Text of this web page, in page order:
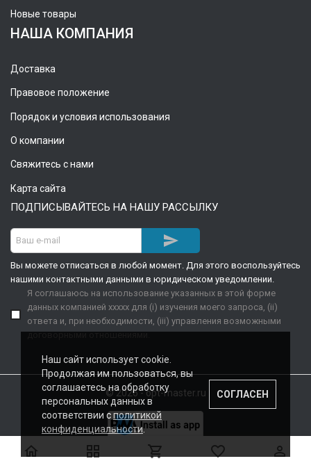
Новые товары
НАША КОМПАНИЯ
Доставка
Правовое положение
Порядок и условия использования
О компании
Свяжитесь с нами
Карта сайта
ПОДПИСЫВАЙТЕСЬ НА НАШУ РАССЫЛКУ

Вы можете отписаться в любой момент. Для этого воспользуйтесь
нашими контактными данными в юридическом уведомлении.
Я соглашаюсь на использование указанных в этой форме
данных компанией xxxxx для (i) изучения моего запроса, (ii)
ответа и, при необходимости, (iii) управления возможными
договорными отношениями.
© 2026 - opt-master.ru
    
Наш сайт использует cookie.
Продолжая им пользоваться, вы
соглашаетесь на обработку
персональных данных в
соответствии сполитикой
конфиденциальности.
СОГЛАСЕН